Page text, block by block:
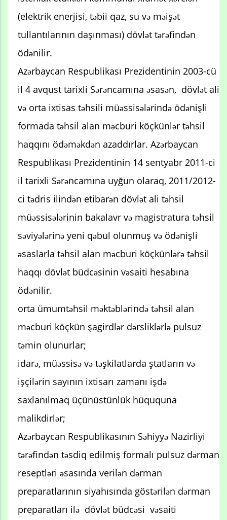
(elektrik enerjisi, təbii qaz, su və məişət
tullantılarının daşınması) dövlət tərəfindən
ödənilir.
Azərbaycan Respublikası Prezidentinin 2003-cü
il 4 avqust tarixli Sərəncamına əsasən, dövlət ali
və orta ixtisas təhsili müəssisələrində ödənişli
formada təhsil alan məcburi köçkünlər təhsil
haqqını ödəməkdən azaddırlar. Azərbaycan
Respublikası Prezidentinin 14 sentyabr 2011-ci
il tarixli Sərəncamına uyğun olaraq, 2011/2012-
ci tədris ilindən etibarən dövlət ali təhsil
müəssisələrinin bakalavr və magistratura təhsil
səviyələrinə yeni qəbul olunmuş və ödənişli
əsaslarla təhsil alan məcburi köçkünlərə təhsil
haqqı dövlət büdcəsinin vəsaiti hesabına
ödənilir.
orta ümumtəhsil məktəblərində təhsil alan
məcburi köçkün şagirdlər dərsliklərlə pulsuz
təmin olunurlar;
idarə, müəssisə və təşkilatlarda ştatların və
işçilərin sayının ixtisarı zamanı işdə
saxlanılmaq üçünüstünlük hüququna
malikdirlər;
Azərbaycan Respublikasının Səhiyyə Nazirliyi
tərəfindən təsdiq edilmiş formalı pulsuz dərman
reseptləri əsasında verilən dərman
preparatlarının siyahısında göstərilən dərman
preparatları ilə dövlət büdcəsi vəsaiti